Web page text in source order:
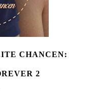
CHANCEN:
2